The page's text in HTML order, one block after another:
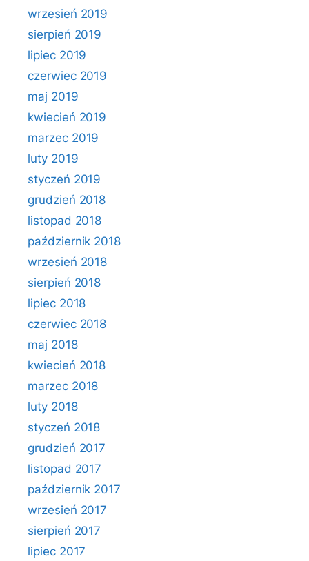
wrzesień 2019
sierpień 2019
lipiec 2019
czerwiec 2019
maj 2019
kwiecień 2019
marzec 2019
luty 2019
styczeń 2019
grudzień 2018
listopad 2018
październik 2018
wrzesień 2018
sierpień 2018
lipiec 2018
czerwiec 2018
maj 2018
kwiecień 2018
marzec 2018
luty 2018
styczeń 2018
grudzień 2017
listopad 2017
październik 2017
wrzesień 2017
sierpień 2017
lipiec 2017